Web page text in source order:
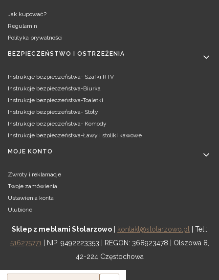
Jak kupować?
Regulamin
Polityka prywatności
BEZPIECZEŃSTWO I OSTRZEŻENIA
Instrukcje bezpieczeństwa- Szafki RTV
Instrukcje bezpieczeństwa-Biurka
Instrukcje bezpieczeństwa-Toaletki
Instrukcje bezpieczeństwa- Stoły
Instrukcje bezpieczeństwa- Komody
Instrukcje bezpieczeństwa-Ławy i stoliki kawowe
MOJE KONTO
Zwroty i reklamacje
Twoje zamówienia
Ustawienia konta
Ulubione
Sklep z meblami Stolarzowo kontakt@stolarzowo.pl
| Tel.:
516275771 | NIP: 9492223353 | REGON: 368923478 | Olszowa 8,
42-224 Częstochowa